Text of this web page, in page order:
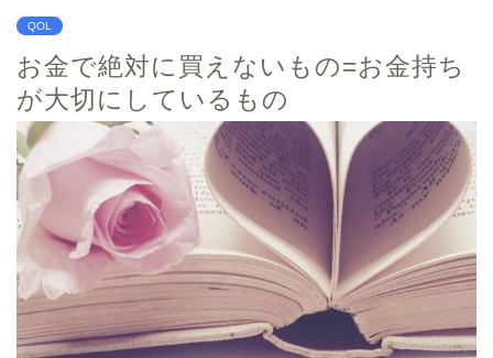
QOL
お金で絶対に買えないもの=お金持ち
が大切にしているもの